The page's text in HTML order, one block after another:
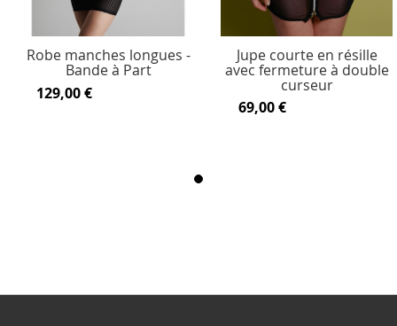
Robe manches longues -
Bande à Part
129,00 €
Jupe courte en résille
avec fermeture à double
curseur
69,00 €